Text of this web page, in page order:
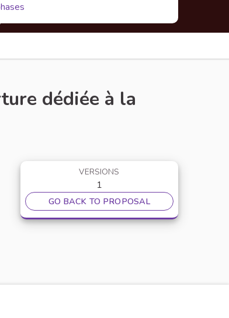
dédiée à la
VERSIONS
1
GO BACK TO PROPOSAL